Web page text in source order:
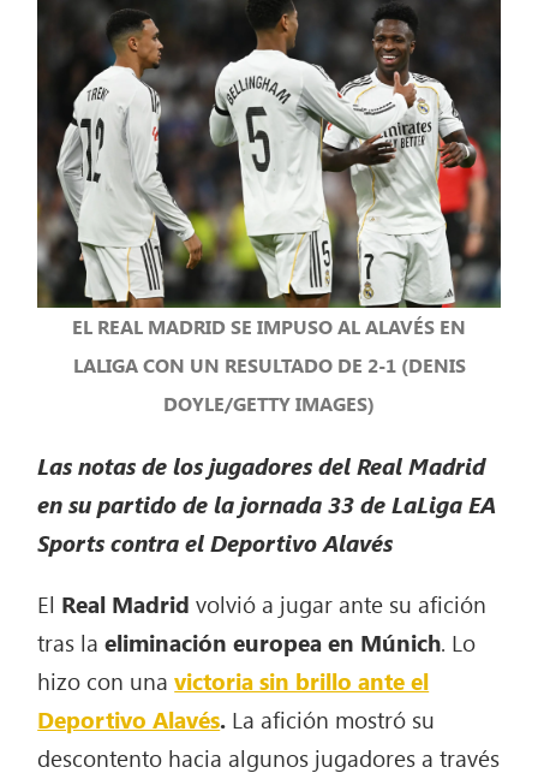
EL REAL MADRID SE IMPUSO AL ALAVÉS EN
LALIGA CON UN RESULTADO DE 2-1 (DENIS
DOYLE/GETTY IMAGES)
Las notas de los jugadores del Real Madrid
en su partido de la jornada 33 de LaLiga EA
Sports contra el Deportivo Alavés
El Real Madridvolvió a jugar ante su afición
tras laeliminación europea en Múnich. Lo
hizo con unavictoria sin brillo ante el
Deportivo Alavés. La afición mostró su
descontento hacia algunos jugadores a través